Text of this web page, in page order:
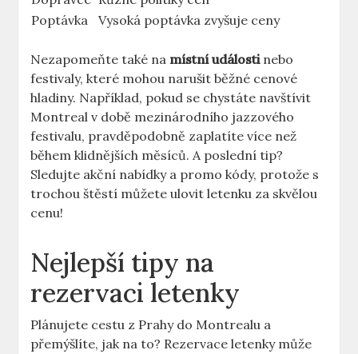
Poptávka
Vysoká poptávka zvyšuje ceny
Nezapomeňte také na místní událostinebo
festivaly, které mohou narušit běžné cenové
hladiny. Například, pokud se chystáte navštívit
Montreal v době mezinárodního jazzového
festivalu, pravděpodobně zaplatíte více než
během klidnějších měsíců. A poslední tip?
Sledujte akční nabídky a promo kódy, protože s
trochou štěstí můžete ulovit letenku za skvělou
cenu!
Nejlepší tipy na
rezervaci letenky
Plánujete cestu z Prahy do Montrealu a
přemýšlíte, jak na to? Rezervace letenky může